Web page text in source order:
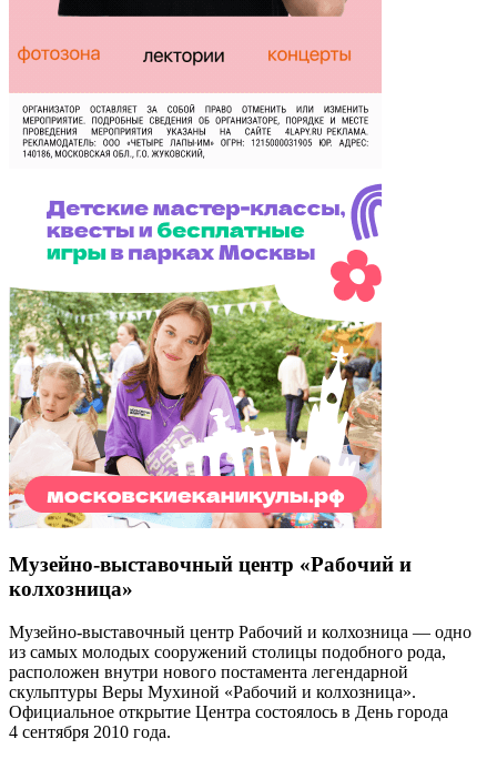
Музейно-выставочный центр «Рабочий и
колхозница»
Музейно-выставочный центр Рабочий и колхозница — одно
из самых молодых сооружений столицы подобного рода,
расположен внутри нового постамента легендарной
скульптуры Веры Мухиной «Рабочий и колхозница».
Официальное открытие Центра состоялось в День города
4 сентября 2010 года.